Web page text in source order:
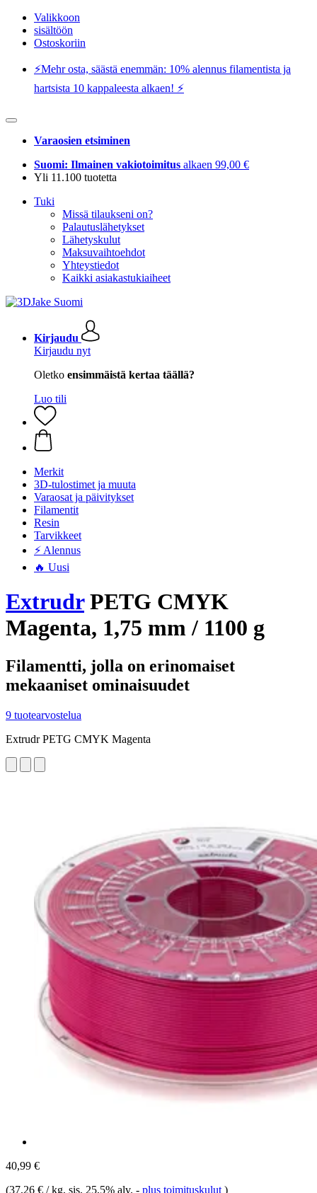
Valikkoon
sisältöön
Ostoskoriin
⚡️Mehr osta, säästä enemmän: 10% alennus filamentista ja
hartsista 10 kappaleesta alkaen! ⚡️
Varaosien etsiminen
Suomi: Ilmainen vakiotoimitus alkaen 99,00 €
Yli 11.100 tuotetta
Tuki
Missä tilaukseni on?
Palautuslähetykset
Lähetyskulut
Maksuvaihtoehdot
Yhteystiedot
Kaikki asiakastukiaiheet
Kirjaudu
Kirjaudu nyt
Oletko ensimmäistä kertaa täällä?
Luo tili
Merkit
3D-tulostimet ja muuta
Varaosat ja päivitykset
Filamentit
Resin
Tarvikkeet
⚡ Alennus
🔥 Uusi
ExtrudrPETG CMYK
Magenta, 1,75 mm / 1100 g
Filamentti, jolla on erinomaiset
mekaaniset ominaisuudet
9 tuotearvostelua
Extrudr PETG CMYK Magenta
40,99 €
(37,26 € / kg, sis. 25,5% alv. - plus toimituskulut )